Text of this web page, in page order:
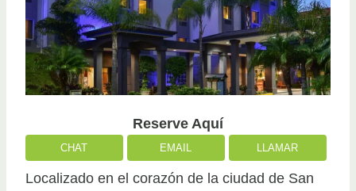
Reserve Aquí
CHAT EMAIL LLAMAR
Localizado en el corazón de la ciudad de San